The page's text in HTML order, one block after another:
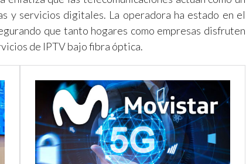
y servicios digitales. La operadora ha estado en el
que tanto hogares como empresas disfruten
de IPTV bajo fibra óptica.